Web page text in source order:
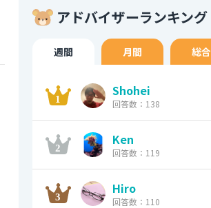
アドバイザーランキング
週間 月間 総合
Shohei
回答数：138
Ken
回答数：119
Hiro
回答数：110